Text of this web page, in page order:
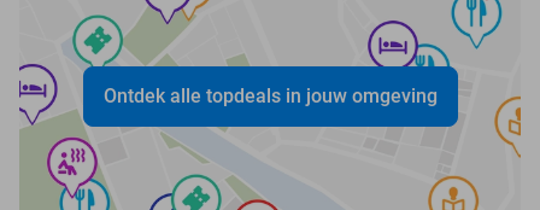
Ontdek alle topdeals in jouw omgeving